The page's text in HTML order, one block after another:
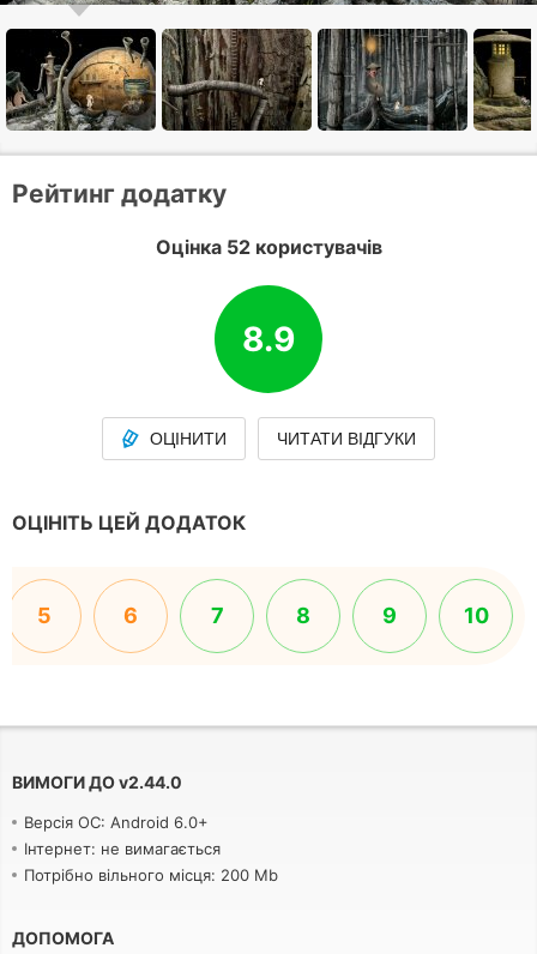
Рейтинг додатку
Оцінка 52 користувачів
8.9
ОЦІНИТИ ЧИТАТИ ВІДГУКИ
ОЦІНІТЬ ЦЕЙ ДОДАТОК
5 6 7 8 9 10
ВИМОГИ ДОv2.44.0
Версія ОС: Android 6.0+
Інтернет: не вимагається
Потрібно вільного місця: 200 Mb
ДОПОМОГА